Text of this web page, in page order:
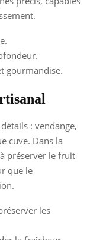
gourmandise.
: vendange,
cuve. Dans la
préserver le fruit
que le
les